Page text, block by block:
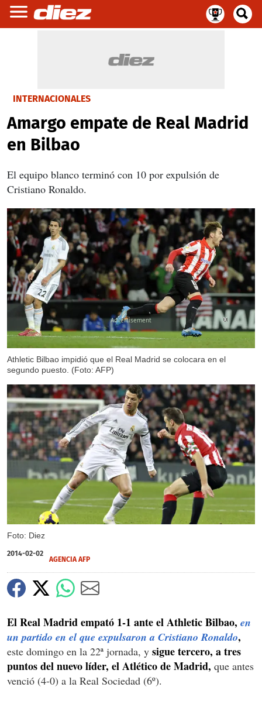
INTERNACIONALES
Amargo empate de Real Madrid
en Bilbao
El equipo blanco terminó con 10 por expulsión de
Cristiano Ronaldo.
Athletic Bilbao impidió que el Real Madrid se colocara en el
segundo puesto. (Foto: AFP)
Foto: Diez
X
2014-02-02
AGENCIA AFP
El Real Madrid empató 1-1 ante el Athletic Bilbao, en
un partido en el que expulsaron a Cristiano Ronaldo,
este domingo en la 22ª jornada, y sigue tercero, a tres
puntos del nuevo líder, el Atlético de Madrid, que antes
venció (4-0) a la Real Sociedad (6º).